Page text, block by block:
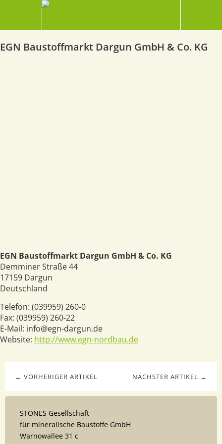
EGN Baustoffmarkt Dargun GmbH & Co. KG
EGN Baustoffmarkt Dargun GmbH & Co. KG
Demminer Straße 44
17159 Dargun
Deutschland
Telefon: (039959) 260-0
Fax: (039959) 260-22
E-Mail: info@egn-dargun.de
Website: http://www.egn-nordbau.de
NÄCHSTER ARTIKEL →
← VORHERIGER ARTIKEL
STONES Gesellschaft
für mineralische Baustoffe GmbH
Warnowallee 31 c